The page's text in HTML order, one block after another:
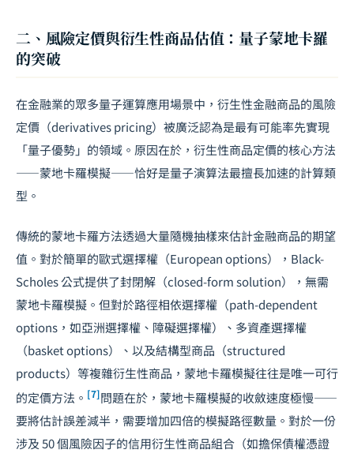
二、風險定價與衍生性商品估值：量子蒙地卡羅
的突破
在金融業的眾多量子運算應用場景中，衍生性金融商品的風險
定價（derivatives pricing）被廣泛認為是最有可能率先實現
「量子優勢」的領域。原因在於，衍生性商品定價的核心方法
——蒙地卡羅模擬——恰好是量子演算法最擅長加速的計算類
型。
傳統的蒙地卡羅方法透過大量隨機抽樣來估計金融商品的期望
值。對於簡單的歐式選擇權（European options），Black-
Scholes 公式提供了封閉解（closed-form solution），無需
蒙地卡羅模擬。但對於路徑相依選擇權（path-dependent
options，如亞洲選擇權、障礙選擇權）、多資產選擇權
（basket options）、以及結構型商品（structured
products）等複雜衍生性商品，蒙地卡羅模擬往往是唯一可行
的定價方法。 [7]問題在於，蒙地卡羅模擬的收斂速度極慢——
要將估計誤差減半，需要增加四倍的模擬路徑數量。對於一份
涉及 50 個風險因子的信用衍生性商品組合（如擔保債權憑證